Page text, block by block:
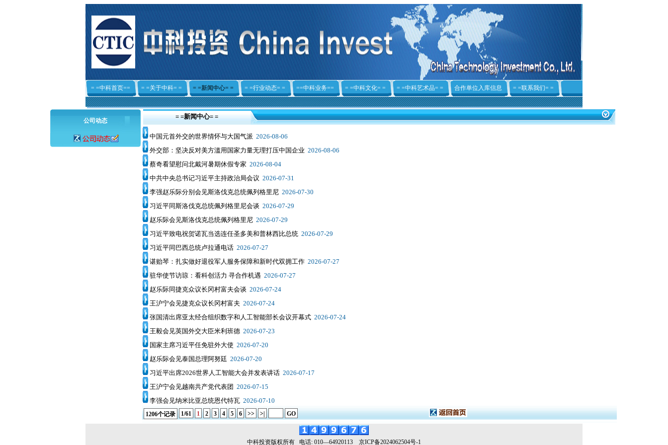
= =中科首页== = =关于中科= = = =新闻中心= = = =行业动态= = ==中科业务== = =中科文化= = = =中科艺术品= = 合作单位入库信息 = =联系我们= =
公司动态
= =新闻中心= =
中国元首外交的世界情怀与大国气派 2026-08-06
外交部：坚决反对美方滥用国家力量无理打压中国企业 2026-08-06
蔡奇看望慰问北戴河暑期休假专家 2026-08-04
中共中央总书记习近平主持政治局会议 2026-07-31
李强赵乐际分别会见斯洛伐克总统佩列格里尼 2026-07-30
习近平同斯洛伐克总统佩列格里尼会谈 2026-07-29
赵乐际会见斯洛伐克总统佩列格里尼 2026-07-29
习近平致电祝贺诺瓦当选连任圣多美和普林西比总统 2026-07-29
习近平同巴西总统卢拉通电话 2026-07-27
谌贻琴：扎实做好退役军人服务保障和新时代双拥工作 2026-07-27
驻华使节访琼：看科创活力 寻合作机遇 2026-07-27
赵乐际同捷克众议长冈村富夫会谈 2026-07-24
王沪宁会见捷克众议长冈村富夫 2026-07-24
张国清出席亚太经合组织数字和人工智能部长会议开幕式 2026-07-24
王毅会见英国外交大臣米利班德 2026-07-23
国家主席习近平任免驻外大使 2026-07-20
赵乐际会见泰国总理阿努廷 2026-07-20
习近平出席2026世界人工智能大会并发表讲话 2026-07-17
王沪宁会见越南共产党代表团 2026-07-15
李强会见纳米比亚总统恩代特瓦 2026-07-10
1206个记录 1/61 1 2 3 4 5 6 >> >| GO
中科投资版权所有 电话: 010—64920113 京ICP备2024062504号-1